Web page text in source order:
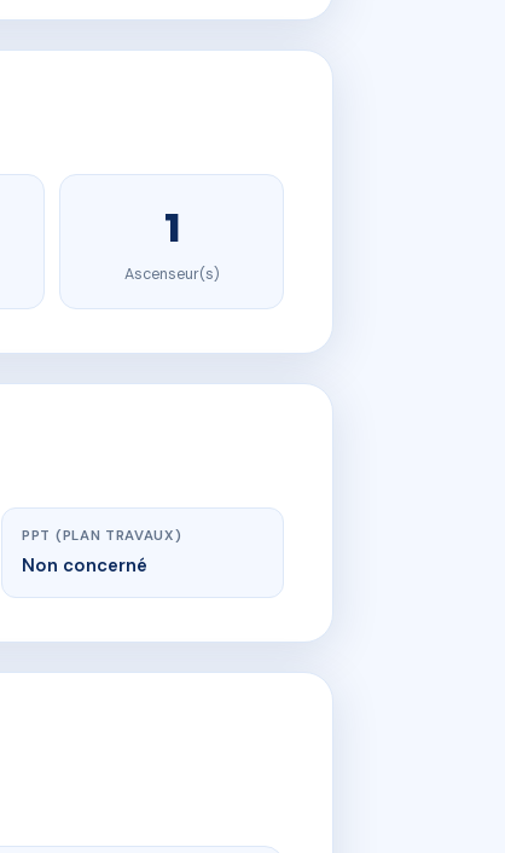
1
Ascenseur(s)
PPT (PLAN TRAVAUX)
Non concerné